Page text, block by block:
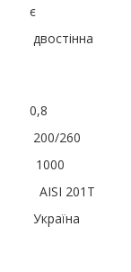
є
0,8
260
201Т